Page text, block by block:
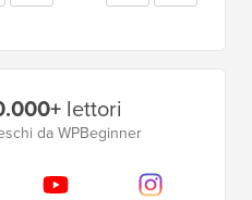
intermedie
lettori
da WPBeginner